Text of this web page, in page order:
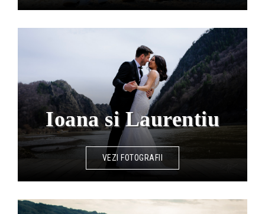
Ioana si Laurentiu
VEZI FOTOGRAFII